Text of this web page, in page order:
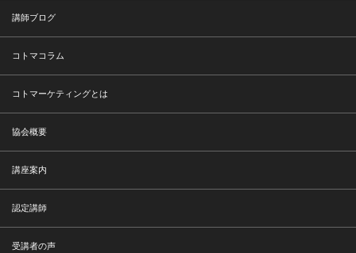
講師ブログ
コトマコラム
コトマーケティングとは
協会概要
講座案内
認定講師
受講者の声